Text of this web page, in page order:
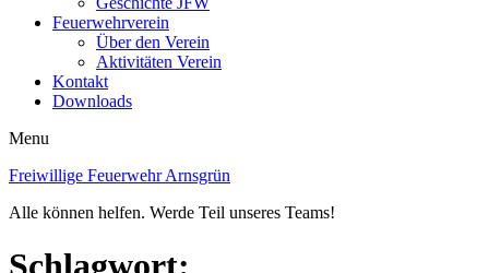
Feuerwehrverein
Über den Verein
Aktivitäten Verein
Kontakt
Downloads
Menu
Freiwillige Feuerwehr Arnsgrün
Alle können helfen. Werde Teil unseres Teams!